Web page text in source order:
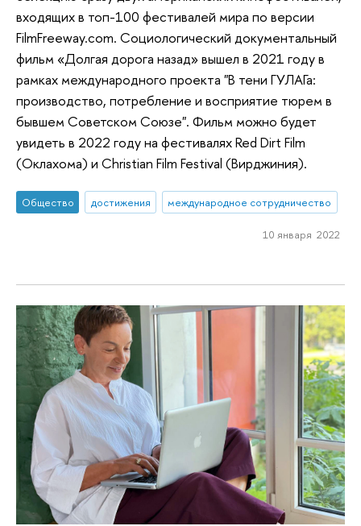
входящих в топ-100 фестивалей мира по версии
FilmFreeway.com. Социологический документальный
фильм «Долгая дорога назад» вышел в 2021 году в
рамках международного проекта "В тени ГУЛАГа:
производство, потребление и восприятие тюрем в
бывшем Советском Союзе". Фильм можно будет
увидеть в 2022 году на фестивалях Red Dirt Film
(Оклахома) и Christian Film Festival (Вирджиния).
Общество достижения международное сотрудничество
10 января 2022